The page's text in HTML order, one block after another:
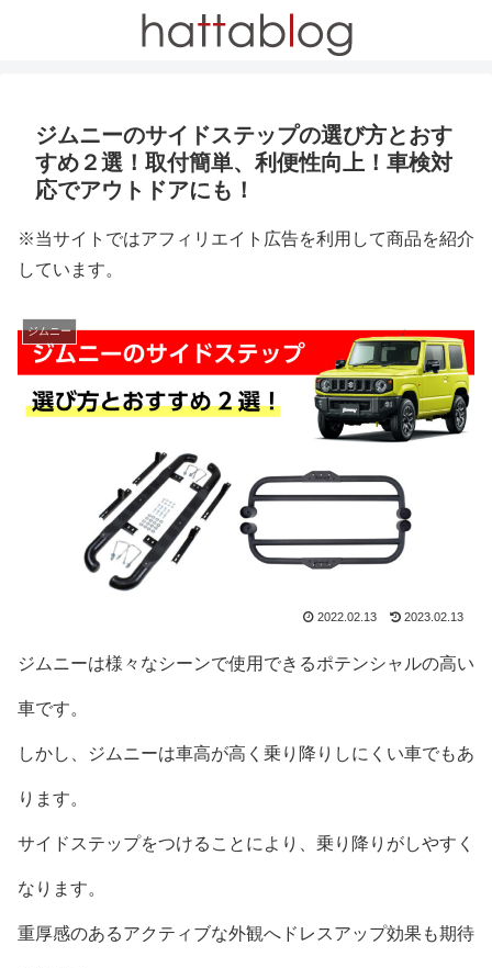
ジムニーのサイドステップの選び方とおす
すめ２選！取付簡単、利便性向上！車検対
応でアウトドアにも！
※当サイトではアフィリエイト広告を利用して商品を紹介
しています。
ジムニー
2022.02.13 2023.02.13
ジムニーは様々なシーンで使用できるポテンシャルの高い
車です。
しかし、ジムニーは車高が高く乗り降りしにくい車でもあ
ります。
サイドステップをつけることにより、乗り降りがしやすく
なります。
重厚感のあるアクティブな外観へドレスアップ効果も期待